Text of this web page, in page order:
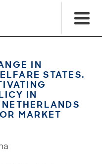
IN
STATES.
IN
MARKET